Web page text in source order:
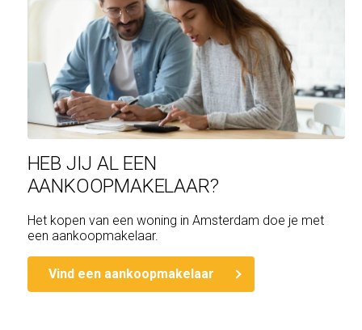
HEB JIJ AL EEN
AANKOOPMAKELAAR?
Het kopen van een woning in Amsterdam doe je met
een aankoopmakelaar.
Vind een aankoopmakelaar